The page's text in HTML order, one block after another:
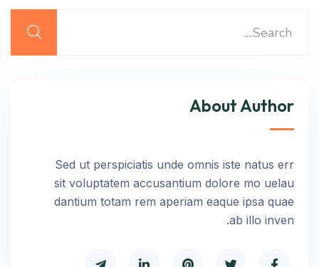
About Author
Sed ut perspiciatis unde omnis iste natus err
sit voluptatem accusantium dolore mo uelau
dantium totam rem aperiam eaque ipsa quae
ab illo inven.